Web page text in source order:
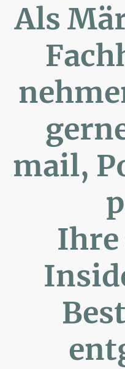
Als
mail,
Ihre